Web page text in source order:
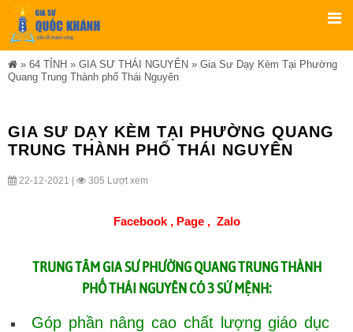
» 64 TỈNH » GIA SƯ THÁI NGUYÊN » Gia Sư Dạy Kèm Tại Phường
Quang Trung Thành phố Thái Nguyên
GIA SƯ DẠY KÈM TẠI PHƯỜNG QUANG
TRUNG THÀNH PHỐ THÁI NGUYÊN
22-12-2021 | 305 Lượt xem
Facebook , Page, Zalo
TRUNG TÂM GIA SƯ PHƯỜNG QUANG TRUNG THÀNH
PHỐ THÁI NGUYÊN CÓ 3 SỨ MỆNH:
Góp phần nâng cao chất lượng giáo dục